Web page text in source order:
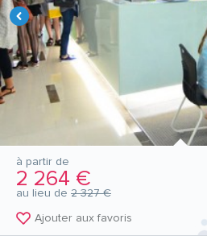
à partir de
2 264 €
au lieu de 2 327 €
Ajouter aux favoris